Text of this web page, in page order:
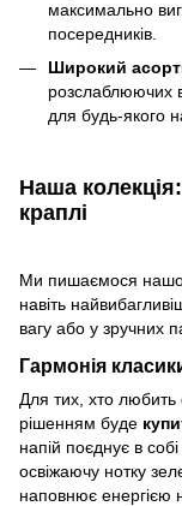
максимально
посередників.
Широкий
розслаблюючих
для будь-якого
Наша
краплі
Ми пишаємося
навіть
вагу або у зручних
Гармонія
Для тих, хто любить
рішенням буде
напій поєднує в
освіжаючу нотку
наповнює енергією